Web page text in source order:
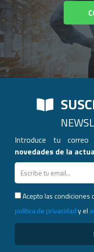
Introduce tu
novedades de la
Acepto las condiciones
política de privacidady el